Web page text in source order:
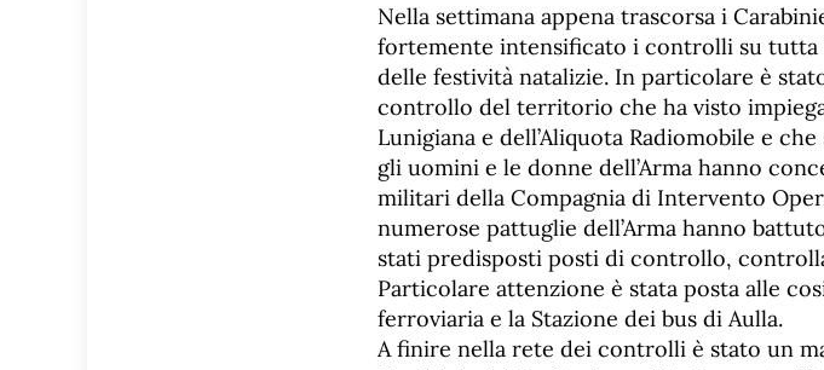
Nella settimana appena trascorsa i
fortemente intensificato i controlli su tutta
delle festività natalizie. In particolare è
controllo del territorio che ha visto
Lunigiana e dell’Aliquota Radiomobile e
gli uomini e le donne dell’Arma hanno
militari della Compagnia di Intervento
numerose pattuglie dell’Arma hanno
stati predisposti posti di controllo,
Particolare attenzione è stata posta alle
ferroviaria e la Stazione dei bus di Aulla.
A finire nella rete dei controlli è stato un